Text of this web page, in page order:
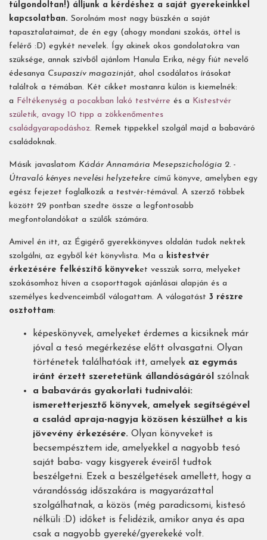
túlgondoltan!) álljunk a kérdéshez a saját gyerekeinkkel
kapcsolatban. Sorolnám most nagy büszkén a saját
tapasztalataimat, de én egy (ahogy mondani szokás, öttel is
felérő :D) egykét nevelek. Így akinek okos gondolatokra van
szüksége, annak szívből ajánlom Hanula Erika, négy fiút nevelő
édesanya Csupaszív magazinját, ahol csodálatos írásokat
találtok a témában. Két cikket mostanra külön is kiemelnék:
a Féltékenység a pocakban lakó testvérre és a Kistestvér
születik, avagy 10 tipp a zökkenőmentes
családgyarapodáshoz. Remek tippekkel szolgál majd a babaváró
családoknak.
Másik javaslatom Kádár Annamária Mesepszichológia 2. -
Útravaló kényes nevelési helyzetekre című könyve, amelyben egy
egész fejezet foglalkozik a testvér-témával. A szerző többek
között 29 pontban szedte össze a legfontosabb
megfontolandókat a szülők számára.
Amivel én itt, az Égigérő gyerekkönyves oldalán tudok nektek
szolgálni, az egyből két könyvlista. Ma a kistestvér
érkezésére felkészítő könyveket vesszük sorra, melyeket
szokásomhoz híven a csoporttagok ajánlásai alapján és a
személyes kedvenceimből válogattam. A válogatást 3 részre
osztottam:
képeskönyvek, amelyeket érdemes a kicsiknek már
jóval a tesó megérkezése előtt olvasgatni. Olyan
történetek találhatóak itt, amelyek az egymás
iránt érzett szeretetünk állandóságáról szólnak
a babavárás gyakorlati tudnivalói:
ismeretterjesztő könyvek, amelyek segítségével
a család apraja-nagyja közösen készülhet a kis
jövevény érkezésére. Olyan könyveket is
becsempésztem ide, amelyekkel a nagyobb tesó
saját baba- vagy kisgyerek éveiről tudtok
beszélgetni. Ezek a beszélgetések amellett, hogy a
várandósság időszakára is magyarázattal
szolgálhatnak, a közös (még paradicsomi, kistesó
nélküli :D) időket is felidézik, amikor anya és apa
csak a nagyobb gyereké/gyerekeké volt.